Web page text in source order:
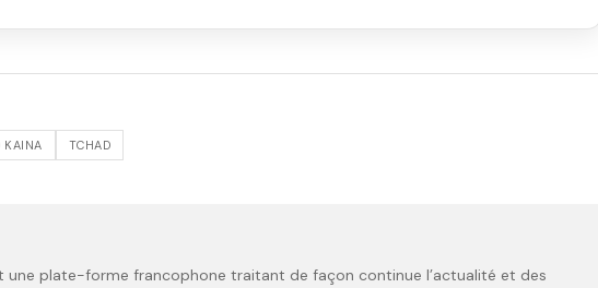
KAINA TCHAD
une plate-forme francophone traitant de façon continue l’actualité et des